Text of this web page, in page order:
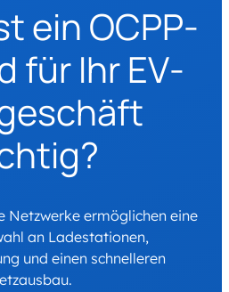
ein OCPP-
für Ihr EV-
Netzwerke ermöglichen eine
an Ladestationen,
und einen schnelleren